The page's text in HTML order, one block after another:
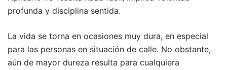
profunda y disciplina sentida.
La vida se torna en ocasiones muy dura, en especial
para las personas en situación de calle. No obstante,
aún de mayor dureza resulta para cualquiera